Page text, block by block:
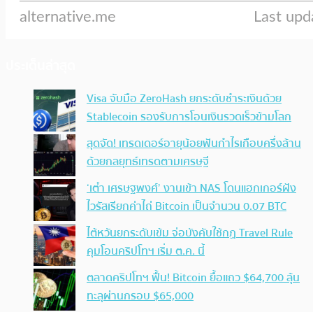
Visa จับมือ ZeroHash ยกระดับชำระเงินด้วย
Stablecoin รองรับการโอนเงินรวดเร็วข้ามโลก
สุดจัด! เทรดเดอร์อายุน้อยฟันกำไรเกือบครึ่งล้าน
ด้วยกลยุทธ์เทรดตามเศรษฐี
‘เต๋า เศรษฐพงศ์’ งานเข้า NAS โดนแฮกเกอร์ฝัง
ไวรัสเรียกค่าไถ่ Bitcoin เป็นจำนวน 0.07 BTC
ไต้หวันยกระดับเข้ม จ่อบังคับใช้กฏ Travel Rule
คุมโอนคริปโทฯ เริ่ม ต.ค. นี้
ตลาดคริปโทฯ ฟื้น! Bitcoin ยื้อแถว $64,700 ลุ้น
ทะลุผ่านกรอบ $65,000